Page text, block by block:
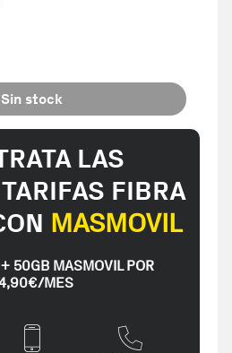
Sin stock
LAS
FIBRA
MASMOVIL
50GB MASMOVIL POR
MES